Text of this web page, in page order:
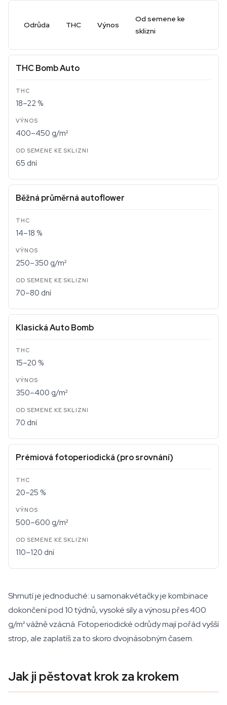
Odrůda THC Výnos
Od semene ke
sklizni
THC Bomb Auto
18–22 %
400–450 g/m²
65 dní
Běžná průměrná autoflower
14–18 %
250–350 g/m²
70–80 dní
Klasická Auto Bomb
15–20 %
350–400 g/m²
70 dní
Prémiová fotoperiodická (pro srovnání)
20–25 %
500–600 g/m²
110–120 dní
Shrnutí je jednoduché: u samonakvétačky je kombinace
dokončení pod 10 týdnů, vysoké síly a výnosu přes 400
g/m² vážně vzácná. Fotoperiodické odrůdy mají pořád vyšší
strop, ale zaplatíš za to skoro dvojnásobným časem.
Jak ji pěstovat krok za krokem